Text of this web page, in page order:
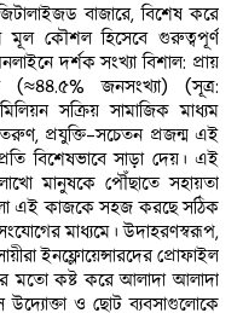
বাজারে, বিশেষ করে
মূল কৌশল হিসেবে গুরুত্বপূর্ণ
দর্শক সংখ্যা বিশাল: প্রায়
(≈৪৪.৫% জনসংখ্যা) (সূত্র:
সক্রিয় সামাজিক মাধ্যম
প্রযুক্তি-সচেতন প্রজন্ম এই
বিশেষভাবে সাড়া দেয়। এই
লাখো মানুষকে পৌঁছাতে সহায়তা
এই কাজকে সহজ করছে সঠিক
মাধ্যমে। উদাহরণস্বরূপ,
ইনফ্লোয়েন্সারদের প্রোফাইল
মতো কষ্ট করে আলাদা আলাদা
ও ছোট ব্যবসাগুলোকে